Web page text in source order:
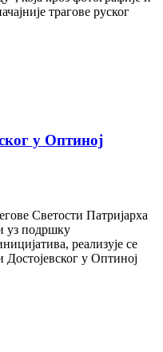
трагове руског
у Оптиној
Светости Патријарха
уз подршку
реализује се
Достојевског у Оптиној